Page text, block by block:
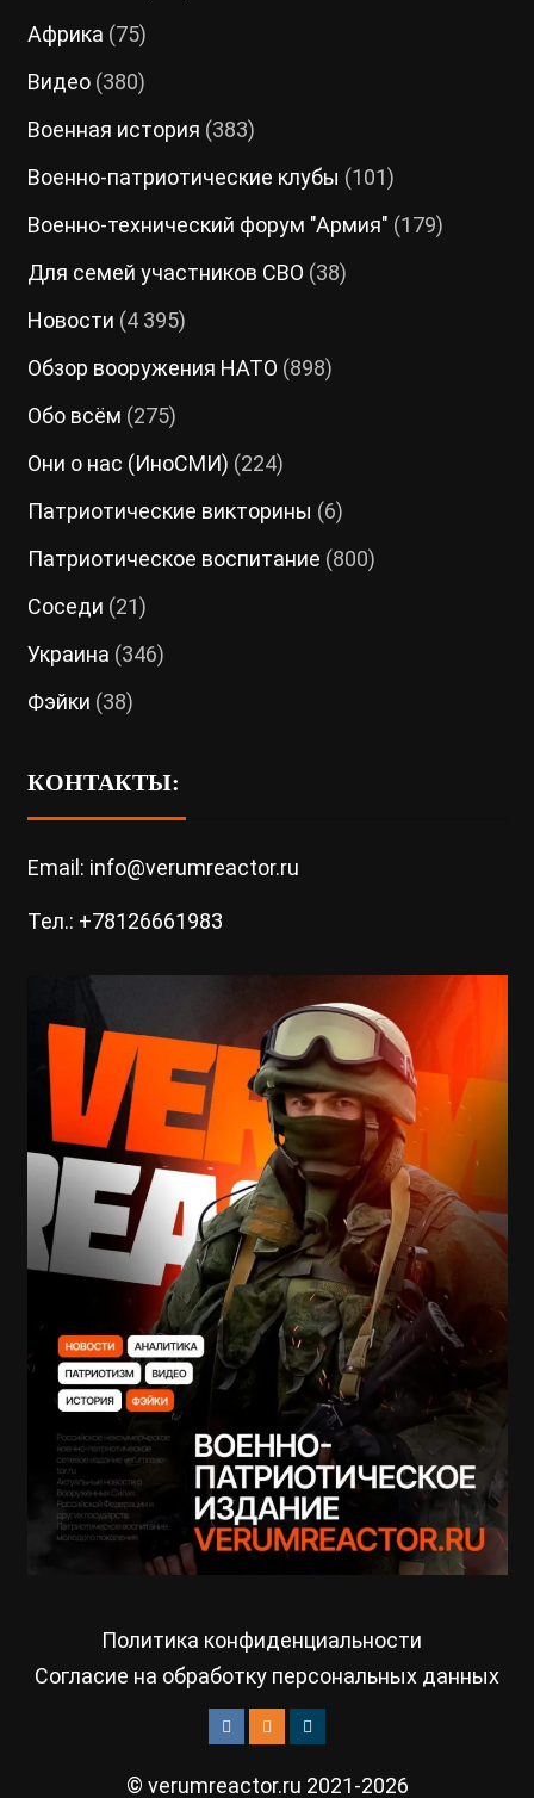
Африка (75)
Видео(380)
Военная история (383)
Военно-патриотические клубы (101)
Военно-технический форум "Армия" (179)
Для семей участников СВО (38)
Новости (4 395)
Обзор вооружения НАТО (898)
Обо всём (275)
Они о нас (ИноСМИ) (224)
Патриотические викторины (6)
Патриотическое воспитание (800)
Соседи (21)
Украина (346)
Фэйки (38)
КОНТАКТЫ:
Email: info@verumreactor.ru
Тел.: +78126661983
Политика конфиденциальности
Согласие на обработку персональных данных
© verumreactor.ru 2021-2026